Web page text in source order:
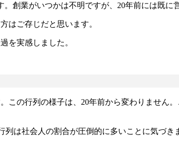
創業がいつかは不明ですが、20年前には既に
はご存じだと思います。
を実感しました。
この行列の様子は、20年前から変わりません
は社会人の割合が圧倒的に多いことに気づき